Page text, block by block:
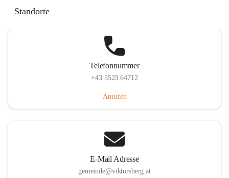
Standorte
Telefonnummer
+43 5523 64712
Anrufen
E-Mail Adresse
gemeinde@viktorsberg.at